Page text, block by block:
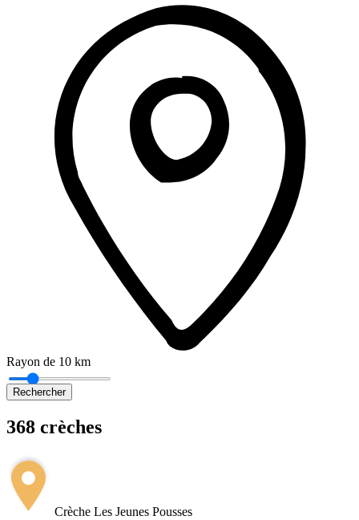
Rayon de 10 km
Rechercher
368 crèches
+
−
Crèche Les Jeunes Pousses